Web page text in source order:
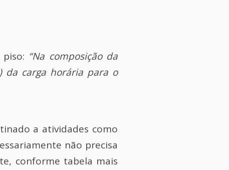
“Na composição da
da carga horária para o
a atividades como
não precisa
conforme tabela mais